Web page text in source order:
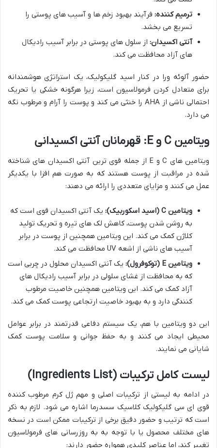
ترمیم کننده: فرآیند بهبود زخم ها و آسیب های پوستی را
تسریع می بخشد.
آنتی اکسیدان: از سلول های پوستی در برابر آسیب رادیکال
های آزاد محافظت می کند.
حضور آلوئه ورا در کنار اسید گلیکولیک، یک استراتژی هوشمندانه
برای متعادل کردن فرمولاسیون است، زیرا هرگونه خشکی یا تحریک
احتمالی ناشی از AHA را خنثی می کند و پوست را آرام و مرطوب نگه
می دارد.
ویتامین C و E: قهرمانان آنتی اکسیدانی
ویتامین های C و E از جمله قوی ترین آنتی اکسیدان های شناخته
شده در مراقبت از پوست هستند که به صورت هم افزا با یکدیگر
عمل می کنند و مزایای متعددی را ارائه می دهند:
ویتامین C (اسید اسکوربیک):
یک آنتی اکسیدان قوی است که
به روشن شدن پوست، کاهش لک های تیره و تحریک تولید
کلاژن کمک می کند. این ویتامین همچنین از پوست در برابر
آسیب های ناشی از اشعه UV محافظت می کند.
ویتامین E (توکوفرول):
یک آنتی اکسیدان محلول در چربی است
که به محافظت از غشای سلولی در برابر آسیب رادیکال های
آزاد کمک می کند. این ویتامین همچنین خاصیت مرطوب
کنندگی دارد و به بهبود خاصیت ارتجاعی پوست کمک می کند.
این دو ویتامین با هم، یک سیستم دفاعی قدرتمند در برابر عوامل
محیطی ایجاد می کنند و به حفظ جوانی و سلامت پوست کمک
شایانی می نمایند.
لیست کامل ترکیبات (Ingredients List)
در ادامه به لیستی از ترکیبات اصلی و مهم ژل کرم مرطوب کننده
قوی ای سی گلیکولیک کلاسیک سسدرما اشاره می شود. لازم به ذکر
است که ترتیب و حضور دقیق برخی از ترکیبات ممکن است در نسخه
های مختلف محصول یا با توجه به به روزرسانی های فرمولاسیون
تغییر کند، اما عناصر کلیدی همواره حضور دارند: